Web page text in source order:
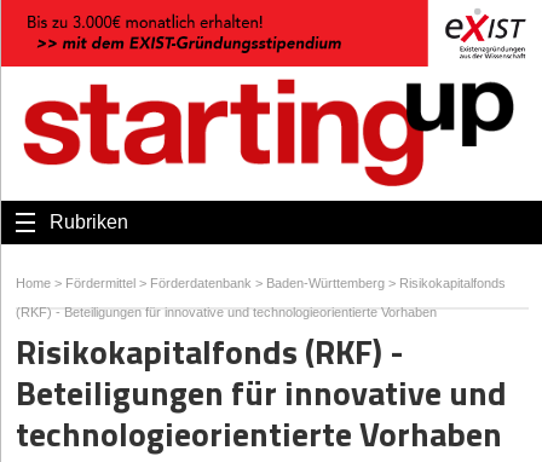
Rubriken
Home > Fördermittel > Förderdatenbank > Baden-Württemberg > Risikokapitalfonds
(RKF) - Beteiligungen für innovative und technologieorientierte Vorhaben
Risikokapitalfonds (RKF) -
Beteiligungen für innovative und
technologieorientierte Vorhaben